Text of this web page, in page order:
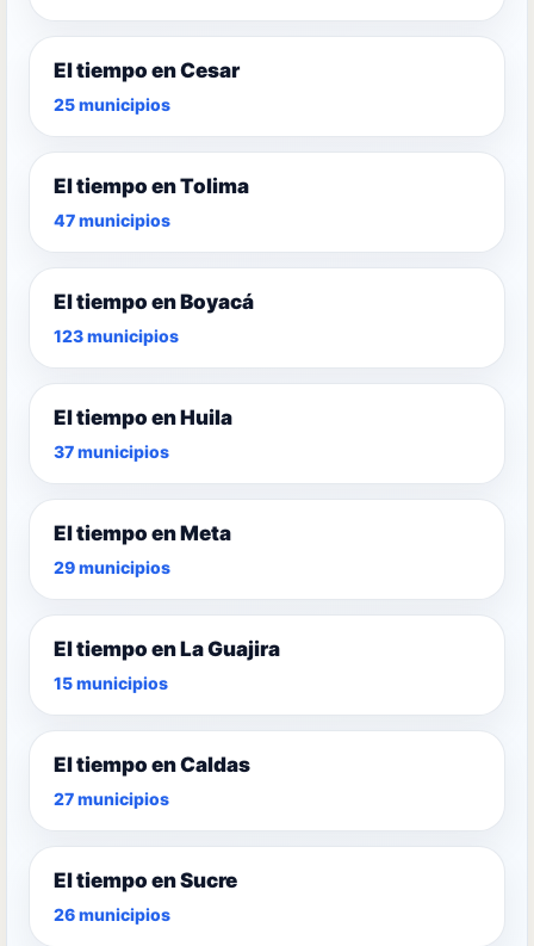
El tiempo en Cesar
25 municipios
El tiempo en Tolima
47 municipios
El tiempo en Boyacá
123 municipios
El tiempo en Huila
37 municipios
El tiempo en Meta
29 municipios
El tiempo en La Guajira
15 municipios
El tiempo en Caldas
27 municipios
El tiempo en Sucre
26 municipios